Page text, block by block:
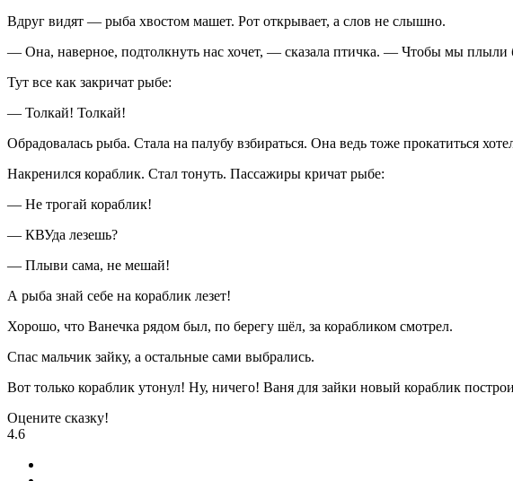
Вдруг видят — рыба хвостом машет. Рот открывает, а слов не слышно.
— Она, наверное, подтолкнуть нас хочет, — сказала птичка. — Чтобы мы плыли
Тут все как закричат рыбе:
— Толкай! Толкай!
Обрадовалась рыба. Стала на палубу взбираться. Она ведь тоже прокатиться
Накренился кораблик. Стал тонуть. Пассажиры кричат рыбе:
— Не трогай кораблик!
— КВУда лезешь?
— Плыви сама, не мешай!
А рыба знай себе на кораблик лезет!
Хорошо, что Ванечка рядом был, по берегу шёл, за корабликом смотрел.
Спас мальчик зайку, а остальные сами выбрались.
Вот только кораблик утонул! Ну, ничего! Ваня для зайки новый кораблик
Оцените сказку!
4.6